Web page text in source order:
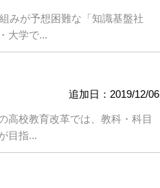
みが予想困難な「知識基盤社
大学で...
追加日：2019/12/06
高校教育改革では、教科・科目
目指...